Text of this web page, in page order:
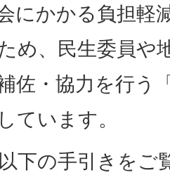
にかかる負担軽
め、民生委員や
佐・協力を行う
ています。
下の手引きをご